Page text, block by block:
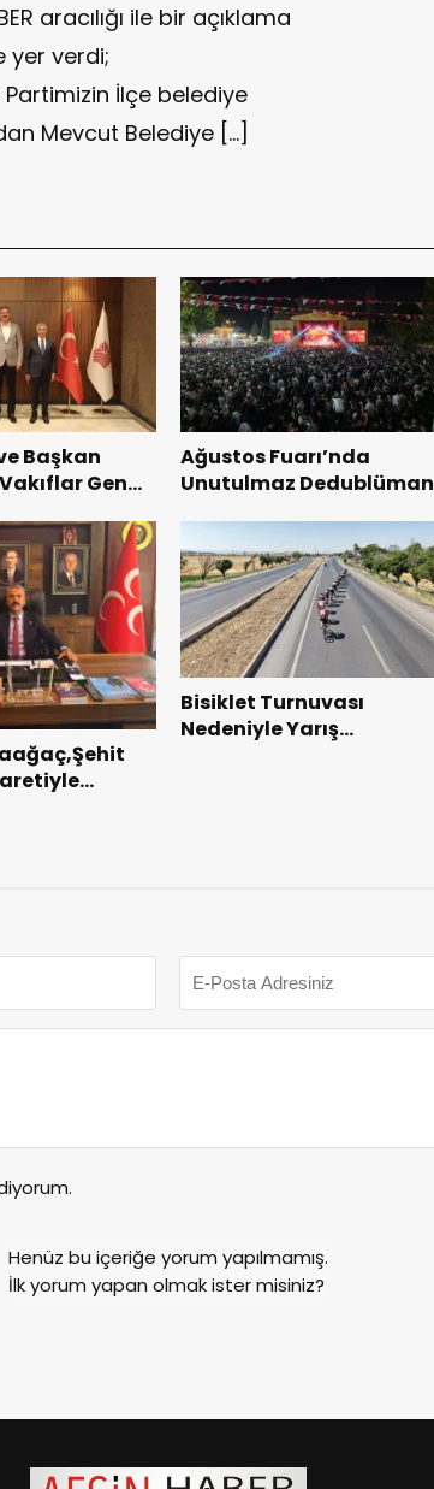
aracılığı ile bir açıklama
yer verdi;
Partimizin İlçe belediye
Mevcut Belediye […]
Başkan
Genel
Ağustos Fuarı’nda
Unutulmaz Dedublüman
Bisiklet Turnuvası
Nedeniyle Yarış
Henüz bu içeriğe yorum yapılmamış.
İlk yorum yapan olmak ister misiniz?